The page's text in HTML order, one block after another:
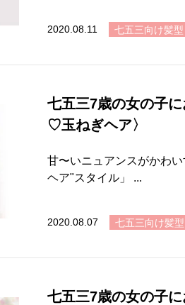
2020.08.11 七五三向け髪型
七五三7歳の女の子
♡玉ねぎヘア〉
甘〜いニュアンスがかわ
ヘア"スタイル」 ...
2020.08.07 七五三向け髪型
七五三7歳の女の子